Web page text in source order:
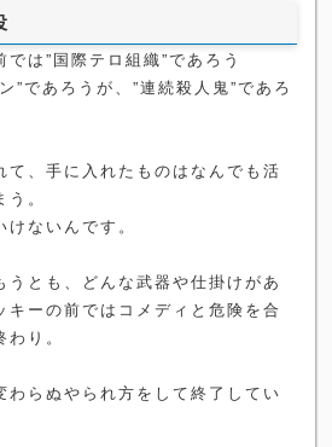
は”国際テロ組織”であろう
”であろうが、”連続殺人鬼”であろ
て、手に入れたものはなんでも活
。
ないんです。
うとも、どんな武器や仕掛けがあ
キーの前ではコメディと危険を合
り。
わらぬやられ方をして終了してい